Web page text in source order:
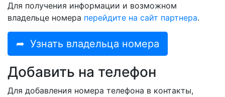
Для получения информации и возможном
владельце номера перейдите на сайт партнера.
➦ Узнать владельца номера
Добавить на телефон
Для добавления номера телефона в контакты,